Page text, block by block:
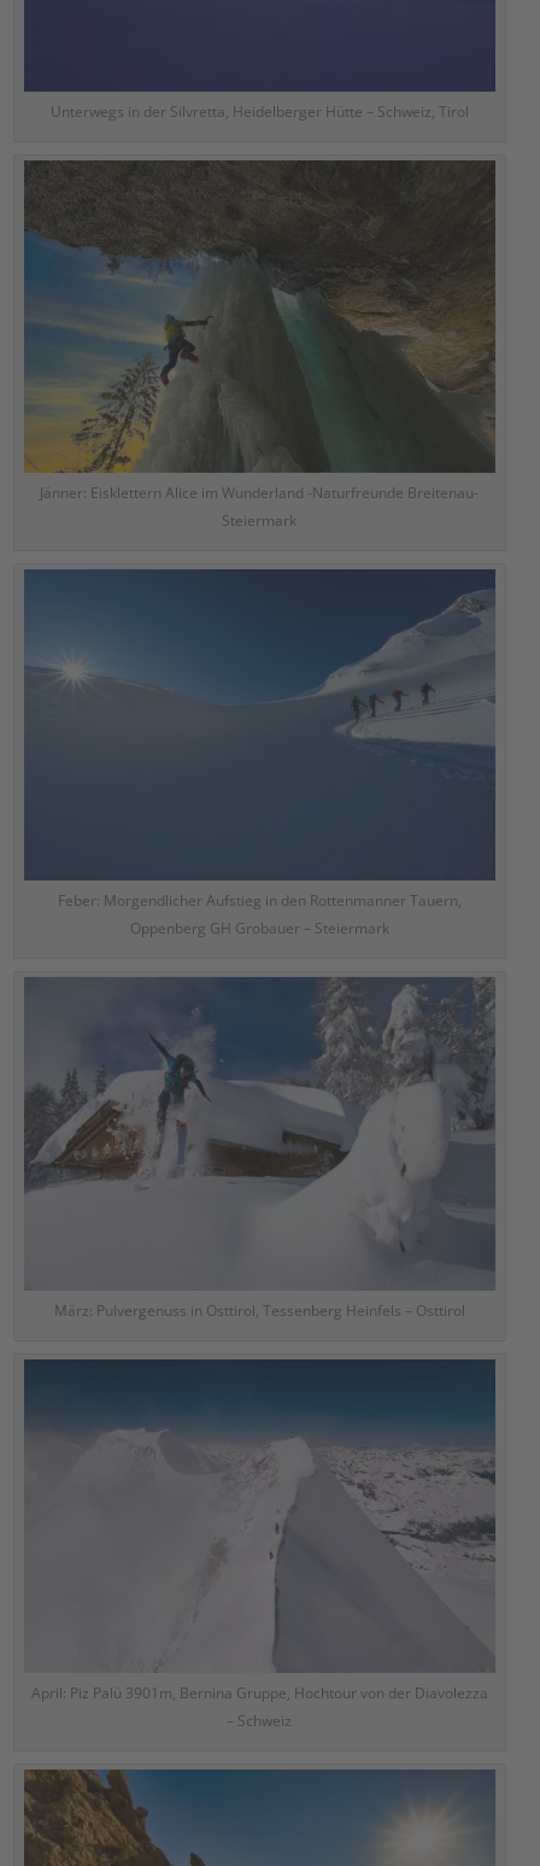
Unterwegs in der Silvretta, Heidelberger Hütte – Schweiz, Tirol
Jänner: Eisklettern Alice im Wunderland -Naturfreunde Breitenau-
Steiermark
Feber: Morgendlicher Aufstieg in den Rottenmanner Tauern,
Oppenberg GH Grobauer – Steiermark
März: Pulvergenuss in Osttirol, Tessenberg Heinfels – Osttirol
April: Piz Palü 3901m, Bernina Gruppe, Hochtour von der Diavolezza
– Schweiz